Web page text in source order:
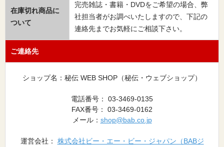
在庫切れ商品に
ついて
完売雑誌・書籍・DVDをご希望の場合、弊
社担当者がお調べいたしますので、下記の
連絡先までお気軽にご相談下さい。
ご連絡先
ショップ名：秘伝 WEB SHOP（秘伝・ウェブショップ）
電話番号： 03-3469-0135
FAX番号： 03-3469-0162
メール： shop@bab.co.jp
運営会社： 株式会社ビー・エー・ビー・ジャパン（BABジ